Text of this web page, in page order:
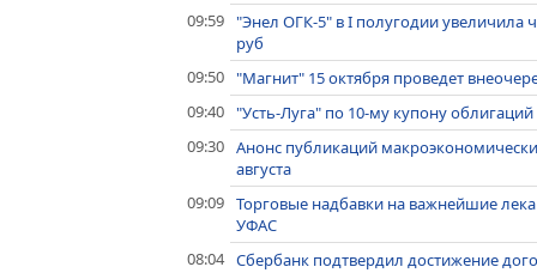
09:59 "Энел ОГК-5" в I полугодии увеличила
руб
09:50 "Магнит" 15 октября проведет
09:40 "Усть-Луга" по 10-му купону
09:30 Анонс публикаций
августа
09:09 Торговые надбавки на важнейшие
УФАС
08:04 Сбербанк подтвердил достижение